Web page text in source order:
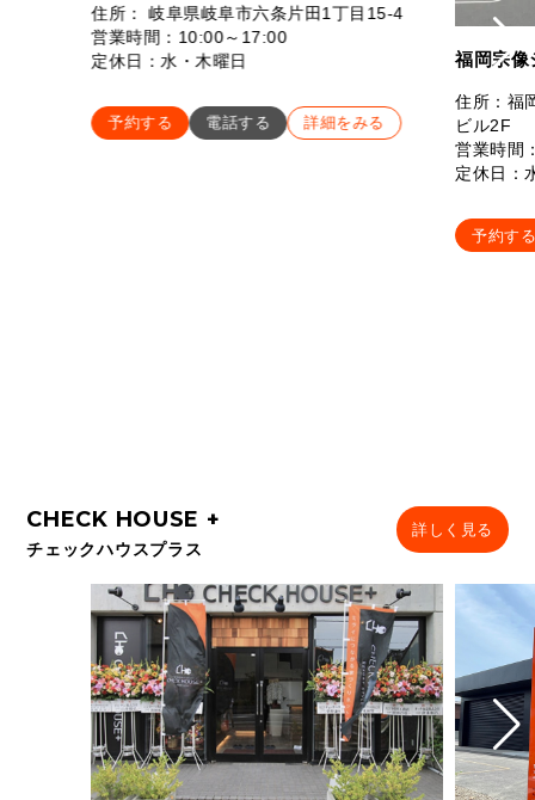
住所： 岐阜県岐阜市六条片田1丁目15-4
営業時間：10:00～17:00
定休日：水・木曜日
予約する 電話する 詳細をみる
福岡宗像
住所：福
ビル2F
営業時
定休日：
予約す
チェックハウスプラス
詳しく見る